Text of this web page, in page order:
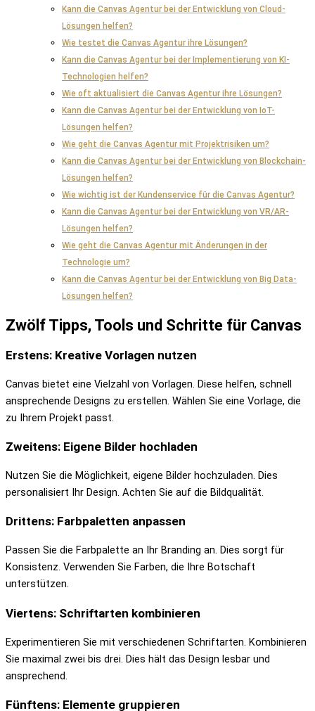
Kann die Canvas Agentur bei der Entwicklung von Cloud-
Lösungen helfen?
Wie testet die Canvas Agentur ihre Lösungen?
Kann die Canvas Agentur bei der Implementierung von KI-
Technologien helfen?
Wie oft aktualisiert die Canvas Agentur ihre Lösungen?
Kann die Canvas Agentur bei der Entwicklung von IoT-
Lösungen helfen?
Wie geht die Canvas Agentur mit Projektrisiken um?
Kann die Canvas Agentur bei der Entwicklung von Blockchain-
Lösungen helfen?
Wie wichtig ist der Kundenservice für die Canvas Agentur?
Kann die Canvas Agentur bei der Entwicklung von VR/AR-
Lösungen helfen?
Wie geht die Canvas Agentur mit Änderungen in der
Technologie um?
Kann die Canvas Agentur bei der Entwicklung von Big Data-
Lösungen helfen?
Zwölf Tipps, Tools und Schritte für Canvas
Erstens: Kreative Vorlagen nutzen
Canvas bietet eine Vielzahl von Vorlagen. Diese helfen, schnell
ansprechende Designs zu erstellen. Wählen Sie eine Vorlage, die
zu Ihrem Projekt passt.
Zweitens: Eigene Bilder hochladen
Nutzen Sie die Möglichkeit, eigene Bilder hochzuladen. Dies
personalisiert Ihr Design. Achten Sie auf die Bildqualität.
Drittens: Farbpaletten anpassen
Passen Sie die Farbpalette an Ihr Branding an. Dies sorgt für
Konsistenz. Verwenden Sie Farben, die Ihre Botschaft
unterstützen.
Viertens: Schriftarten kombinieren
Experimentieren Sie mit verschiedenen Schriftarten. Kombinieren
Sie maximal zwei bis drei. Dies hält das Design lesbar und
ansprechend.
Fünftens: Elemente gruppieren